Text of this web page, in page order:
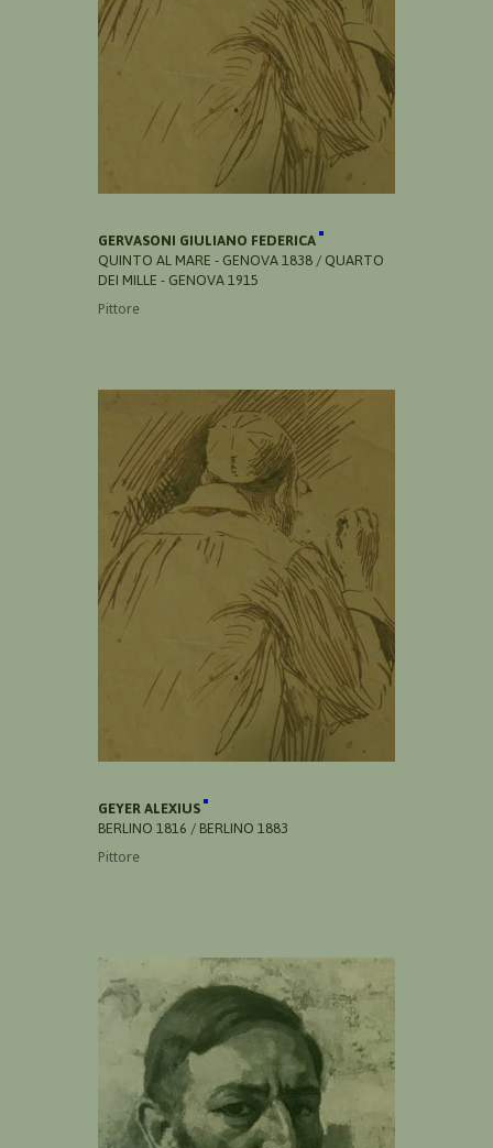
GERVASONI GIULIANO FEDERICA
QUINTO AL MARE - GENOVA 1838 / QUARTO
DEI MILLE - GENOVA 1915
Pittore
GEYER ALEXIUS
BERLINO 1816 / BERLINO 1883
Pittore